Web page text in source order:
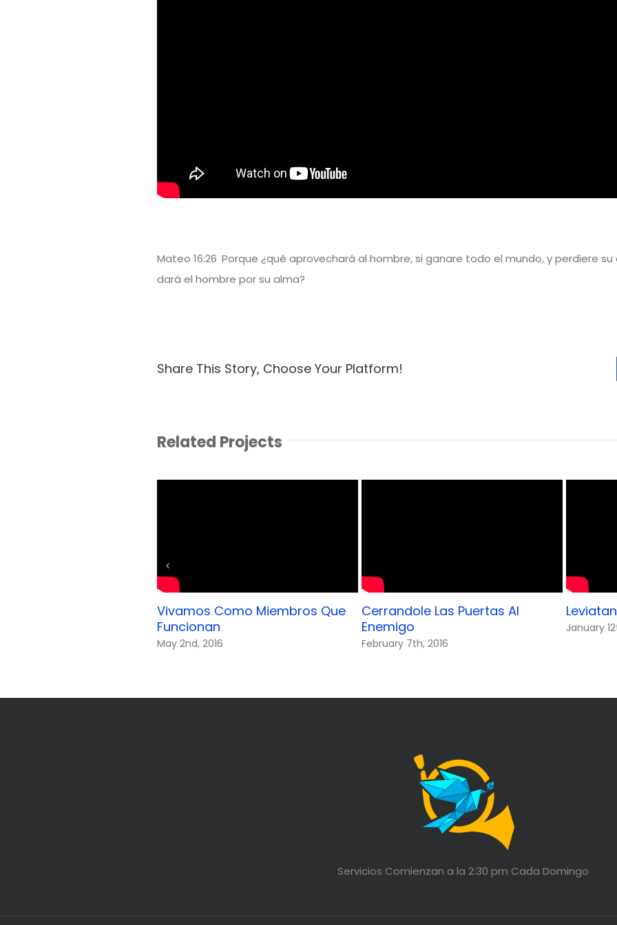
Mateo 16:26 Porque ¿qué aprovechará al hombre, si ganare todo el mundo, y perdiere
dará el hombre por su alma?
Share This Story, Choose Your Platform!
Related Projects
Vivamos Como Miembros Que
Funcionan
May 2nd, 2016
Cerrandole Las Puertas Al
Enemigo
February 7th, 2016
Leviatan
January
Servicios Comienzan a la 2:30 pm Cada Domingo